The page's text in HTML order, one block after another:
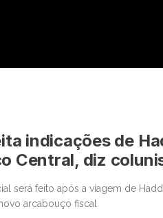
indicações de
Central, diz
será feito após a viagem de
arcabouço fiscal